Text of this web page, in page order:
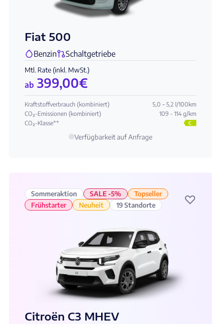
Fiat 500
Benzin Schaltgetriebe
Mtl. Rate (inkl. MwSt.)
ab 399,00€
Kraftstoffverbrauch (kombiniert)
5,0 – 5,2 l/100km
CO₂-Emissionen (kombiniert)
109 - 114 g/km
CO₂-Klasse**
C
Verfügbarkeit auf Anfrage
Sommeraktion SALE -5%
Topseller
Frühstarter
Neuheit 19 Standorte ♡
Citroën C3 MHEV